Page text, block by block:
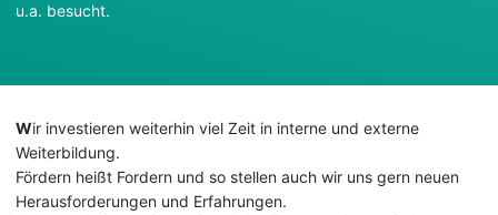
u.a. besucht.
Wir investieren weiterhin viel Zeit in interne und externe
Weiterbildung.
Fördern heißt Fordern und so stellen auch wir uns gern neuen
Herausforderungen und Erfahrungen.